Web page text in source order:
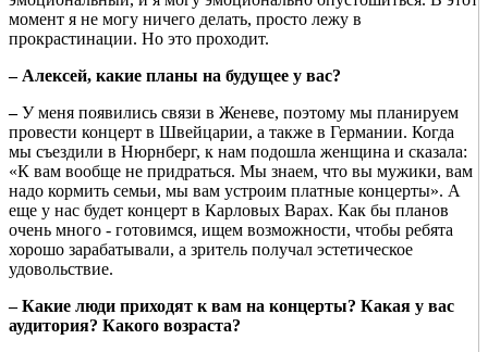
момент я не могу ничего делать, просто лежу в
прокрастинации. Но это проходит.
– Алексей, какие планы на будущее у вас?
–У меня появились связи в Женеве, поэтому мы планируем
провести концерт в Швейцарии, а также в Германии. Когда
мы съездили в Нюрнберг, к нам подошла женщина и сказала:
«К вам вообще не придраться. Мы знаем, что вы мужики, вам
надо кормить семьи, мы вам устроим платные концерты». А
еще у нас будет концерт в Карловых Варах. Как бы планов
очень много - готовимся, ищем возможности, чтобы ребята
хорошо зарабатывали, а зритель получал эстетическое
удовольствие.
– Какие люди приходят к вам на концерты? Какая у вас
аудитория? Какого возраста?